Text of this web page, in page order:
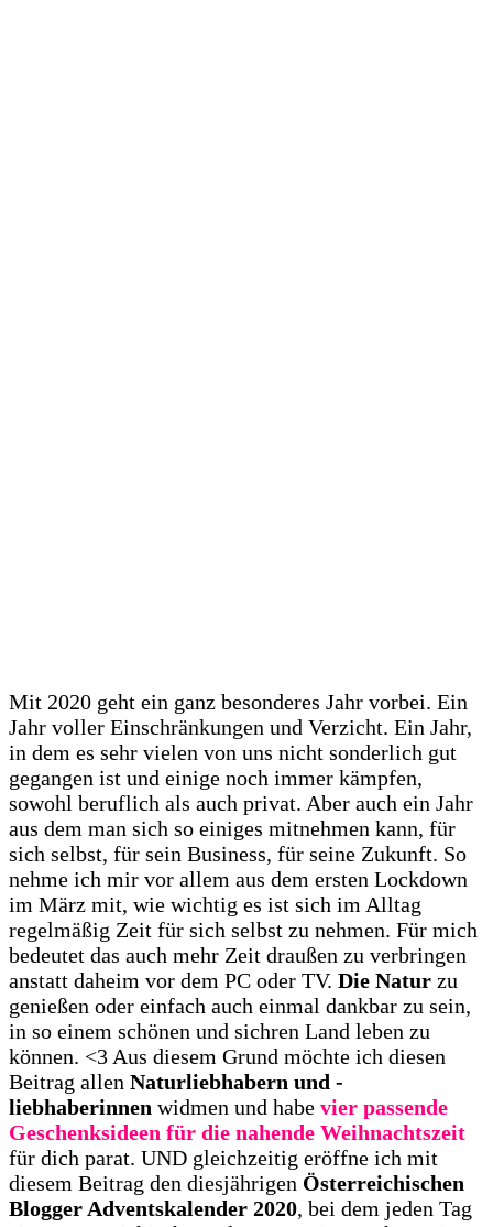
Mit 2020 geht ein ganz besonderes Jahr vorbei. Ein
Jahr voller Einschränkungen und Verzicht. Ein Jahr,
in dem es sehr vielen von uns nicht sonderlich gut
gegangen ist und einige noch immer kämpfen,
sowohl beruflich als auch privat. Aber auch ein Jahr
aus dem man sich so einiges mitnehmen kann, für
sich selbst, für sein Business, für seine Zukunft. So
nehme ich mir vor allem aus dem ersten Lockdown
im März mit, wie wichtig es ist sich im Alltag
regelmäßig Zeit für sich selbst zu nehmen. Für mich
bedeutet das auch mehr Zeit draußen zu verbringen
anstatt daheim vor dem PC oder TV. Die Natur zu
genießen oder einfach auch einmal dankbar zu sein,
in so einem schönen und sichren Land leben zu
können. <3 Aus diesem Grund möchte ich diesen
Beitrag allen Naturliebhabern und -
liebhaberinnen widmen und habe vier passende
Geschenksideen für die nahende Weihnachtszeit
für dich parat. UND gleichzeitig eröffne ich mit
diesem Beitrag den diesjährigen Österreichischen
Blogger Adventskalender 2020, bei dem jeden Tag